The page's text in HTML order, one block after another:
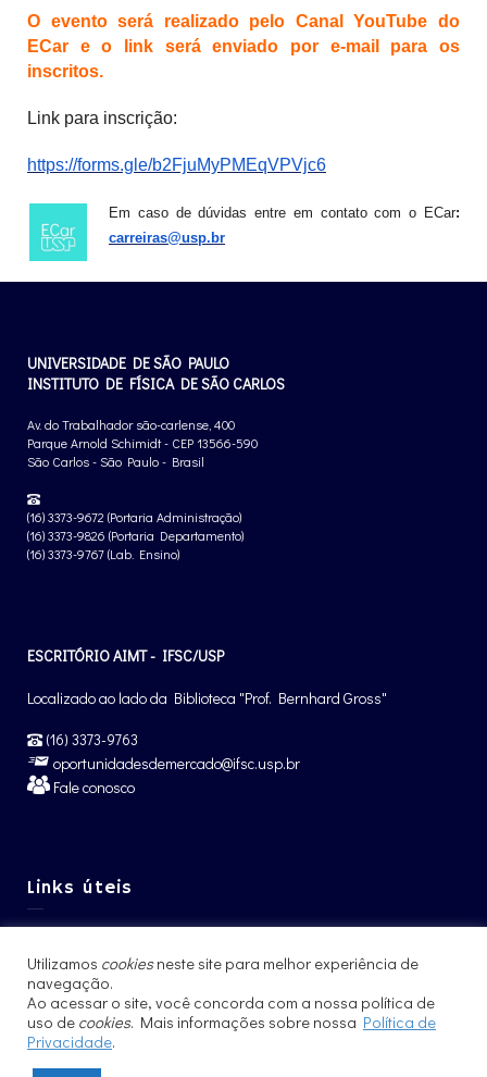
O evento será realizado pelo Canal YouTube do
ECar e o link será enviado por e-mail para os
inscritos.
Link para inscrição:
https://forms.gle/b2FjuMyPMEqVPVjc6
Em caso de dúvidas entre em contato com o ECar:
carreiras@usp.br
UNIVERSIDADE DE SÃO PAULO
INSTITUTO DE FÍSICA DE SÃO CARLOS
Av. do Trabalhador são-carlense, 400
Parque Arnold Schimidt - CEP 13566-590
São Carlos - São Paulo - Brasil
(16) 3373-9672 (Portaria Administração)
(16) 3373-9826 (Portaria Departamento)
(16) 3373-9767 (Lab. Ensino)
ESCRITÓRIO AIMT - IFSC/USP
Localizado ao lado da Biblioteca "Prof. Bernhard Gross"
(16) 3373-9763
oportunidadesdemercado@ifsc.usp.br
Fale conosco
Links úteis
Pós-Graduação IFSC
Intercâmbio – CCNInt
Utilizamos cookiesneste site para melhor experiência de
navegação.
Ao acessar o site, você concorda com a nossa política de
uso de cookies. Mais informações sobre nossa Política de
Privacidade.